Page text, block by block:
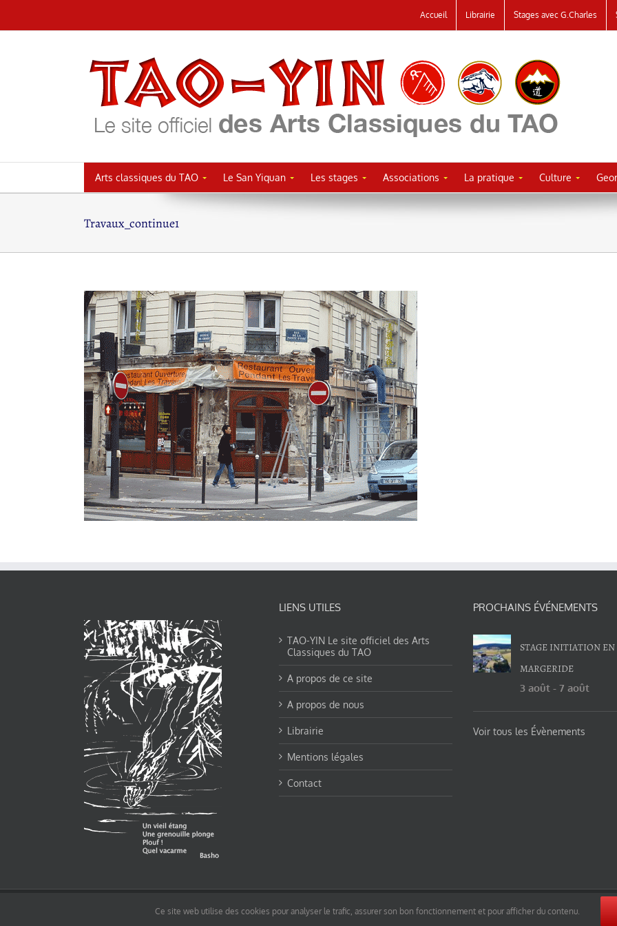
au
Accueil Librairie Stages avec G.Charles
Arts classiques du TAO Le San Yiquan Les stages Associations La pratique Culture
Travaux_continue1
LIENS UTILES
TAO-YIN Le site officiel des Arts
Classiques du TAO
A propos de ce site
A propos de nous
Librairie
Mentions légales
Contact
PROCHAINS ÉVÉNEMENTS
STAGE INITIATION EN
MARGERIDE
3 août -7 août
Voir tous les Évènements
pages non comprise par cette licence).Ce site web utilise des cookies pour analyser le trafic, assurer son bon fonctionnement et pour afficher du contenu.